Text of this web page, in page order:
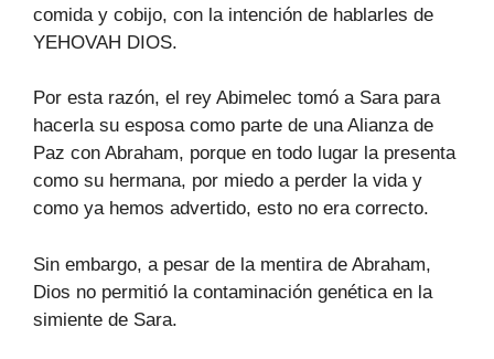
comida y cobijo, con la intención de hablarles de
YEHOVAH DIOS.
Por esta razón, el rey Abimelec tomó a Sara para
hacerla su esposa como parte de una Alianza de
Paz con Abraham, porque en todo lugar la presenta
como su hermana, por miedo a perder la vida y
como ya hemos advertido, esto no era correcto.
Sin embargo, a pesar de la mentira de Abraham,
Dios no permitió la contaminación genética en la
simiente de Sara.